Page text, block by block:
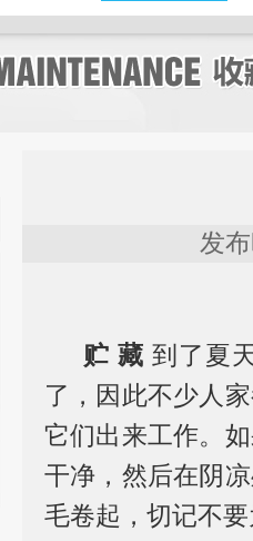
发
贮 藏 到了夏
了，因此不少人
它们出来工作。
干净，然后在阴
毛卷起，切记不